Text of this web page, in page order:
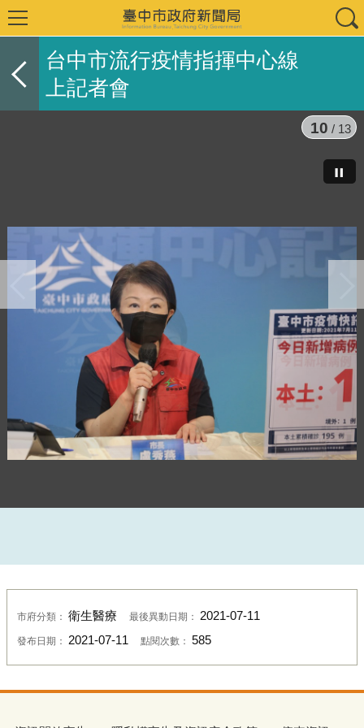
台中市流行疫情指揮中心線
上記者會
IMG_0882
10 / 13
市府分類： 衛生醫療 最後異動日期： 2021-07-11
發布日期： 2021-07-11 點閱次數： 585